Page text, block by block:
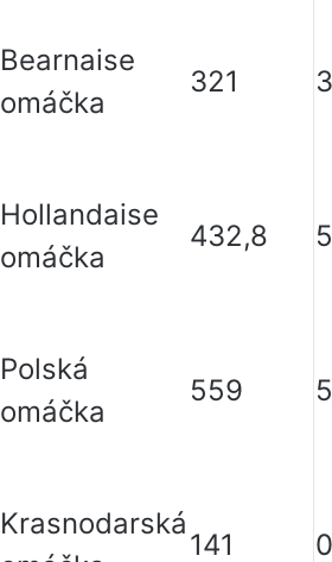
Bearnaise
omáčka
321 3
Hollandaise
omáčka
432,8
Polská
omáčka
559 5
Krasnodarská
141